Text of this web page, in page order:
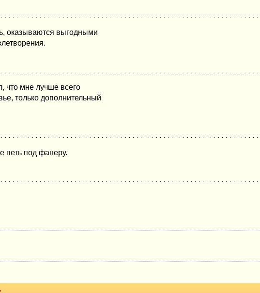
оказываются выгодными
что мне лучше всего
только дополнительный
петь под фанеру.